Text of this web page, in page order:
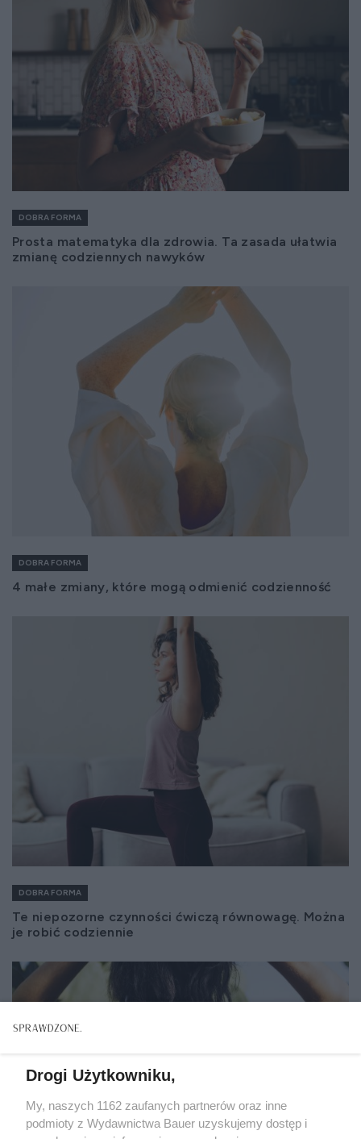
DOBRA FORMA
Prosta matematyka dla zdrowia. Ta zasada ułatwia
zmianę codziennych nawyków
DOBRA FORMA
4 małe zmiany, które mogą odmienić codzienność
DOBRA FORMA
Te niepozorne czynności ćwiczą równowagę. Można
je robić codziennie
Drogi Użytkowniku,
My, naszych 1162 zaufanych partnerów oraz inne
podmioty z Wydawnictwa Bauer uzyskujemy dostęp i